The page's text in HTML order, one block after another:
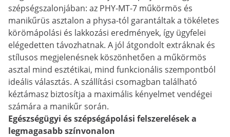
szépségszalonjában: az PHY-MT-7 műkörmös és
manikűrüs asztalon a physa-tól garantáltak a tökéletes
körömápolási és lakkozási eredmények, így ügyfelei
elégedetten távozhatnak. A jól átgondolt extráknak és
stílusos megjelenésnek köszönhetően a műkörmös
asztal mind esztétikai, mind funkcionális szempontból
ideális választás. A szállítási csomagban található
kéztámasz biztosítja a maximális kényelmet vendégei
számára a manikűr során.
Egészségügyi és szépségápolási felszerelések a
legmagasabb színvonalon